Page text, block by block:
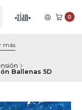
0
más
Ballenas 5D